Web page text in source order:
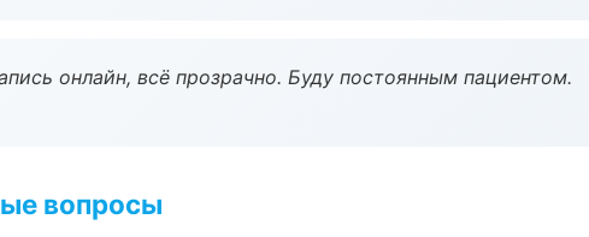
онлайн, всё прозрачно. Буду постоянным пациентом.
вопросы